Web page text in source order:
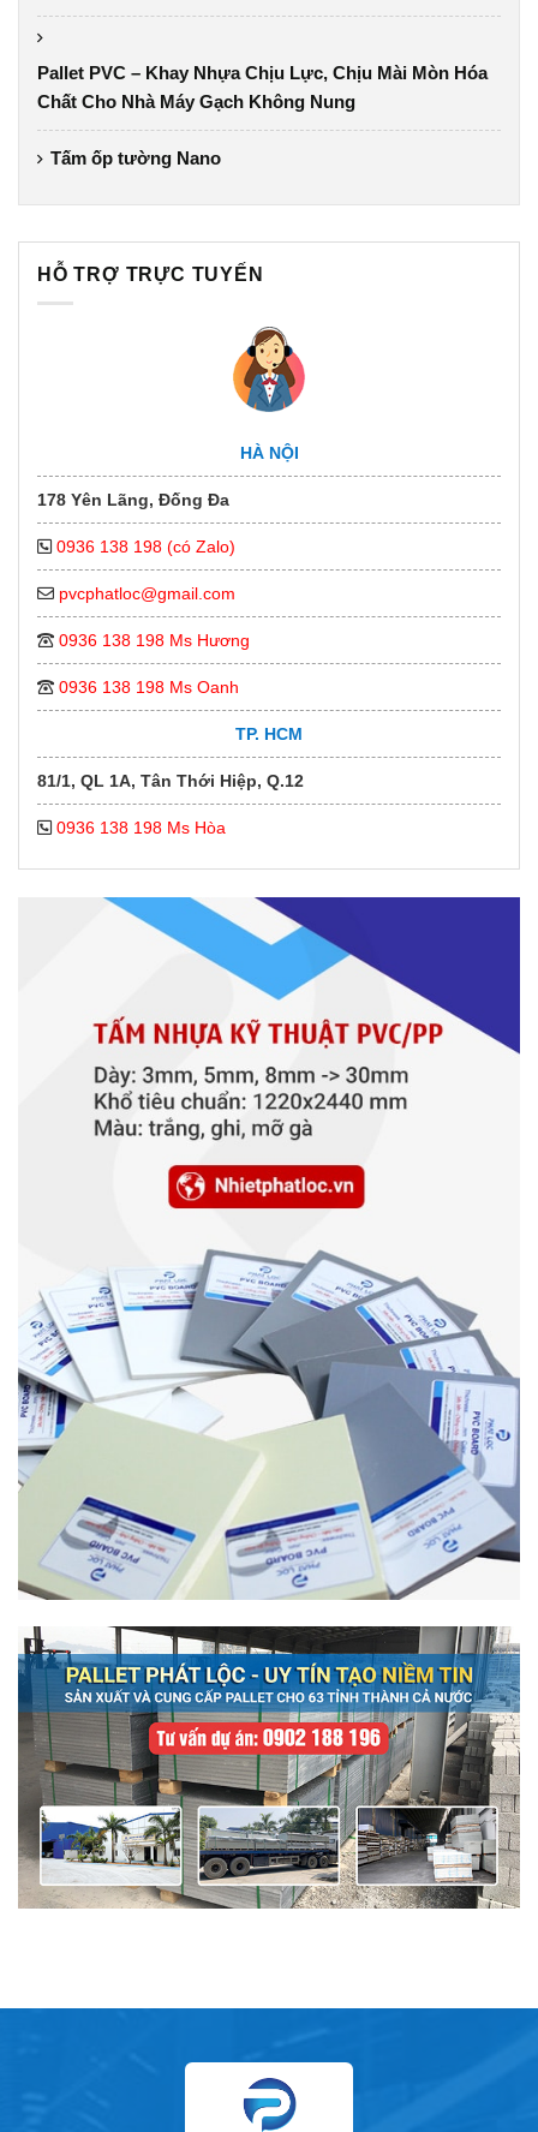
Pallet PVC – Khay Nhựa Chịu Lực, Chịu Mài Mòn Hóa
Chất Cho Nhà Máy Gạch Không Nung
Tấm ốp tường Nano
HỖ TRỢ TRỰC TUYẾN
HÀ NỘI
178 Yên Lãng, Đống Đa
0936 138 198 (có Zalo)
pvcphatloc@gmail.com
0936 138 198 Ms Hương
0936 138 198 Ms Oanh
TP. HCM
81/1, QL 1A, Tân Thới Hiệp, Q.12
0936 138 198 Ms Hòa